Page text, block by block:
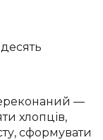
—
хлопців,
сформувати